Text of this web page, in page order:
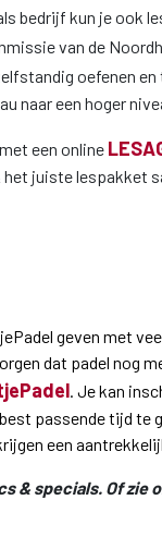
bedrijf kun je ook
van de
oefenen
naar een hoger
een online
juiste lespakket
geven met
dat padel nog
. Je kan
passende tijd
een
& specials. Of zie